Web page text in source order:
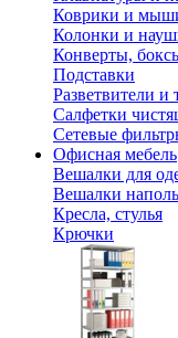
Коврики и
Колонки и
Конверты,
Подставки
Разветвители и
Салфетки
Сетевые
Офисная мебель
Вешалки для
Вешалки
Кресла, стулья
Крючки